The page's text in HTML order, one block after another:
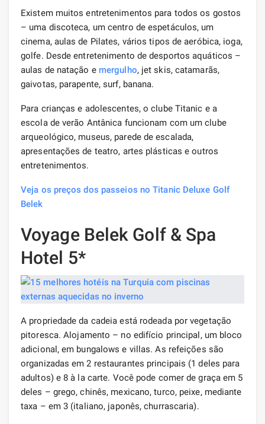
Existem muitos entretenimentos para todos os gostos
– uma discoteca, um centro de espetáculos, um
cinema, aulas de Pilates, vários tipos de aeróbica, ioga,
golfe. Desde entretenimento de desportos aquáticos –
aulas de natação e mergulho, jet skis, catamarãs,
gaivotas, parapente, surf, banana.
Para crianças e adolescentes, o clube Titanic e a
escola de verão Antânica funcionam com um clube
arqueológico, museus, parede de escalada,
apresentações de teatro, artes plásticas e outros
entretenimentos.
Veja os preços dos passeios no Titanic Deluxe Golf
Belek
Voyage Belek Golf & Spa
Hotel 5*
A propriedade da cadeia está rodeada por vegetação
pitoresca. Alojamento – no edifício principal, um bloco
adicional, em bungalows e villas. As refeições são
organizadas em 2 restaurantes principais (1 deles para
adultos) e 8 à la carte. Você pode comer de graça em 5
deles – grego, chinês, mexicano, turco, peixe, mediante
taxa – em 3 (italiano, japonês, churrascaria).